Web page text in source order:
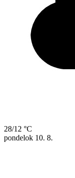
28/12 °C
pondelok 10. 8.